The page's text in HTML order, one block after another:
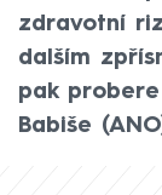
zdravotní
dalším
pak
Babiše